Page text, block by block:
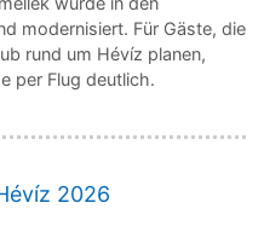
modernisiert. Für Gäste, die
rund um Hévíz planen,
per Flug deutlich.
2026